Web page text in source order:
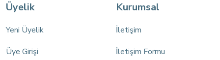
Üyelik
Yeni Üyelik
Üye Girişi
Kurumsal
İletişim
İletişim Formu